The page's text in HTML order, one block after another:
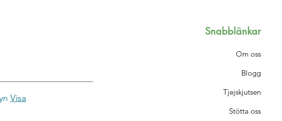
Visa
Snabblänkar
Om oss
Blogg
Tjejskjutsen
Stötta oss